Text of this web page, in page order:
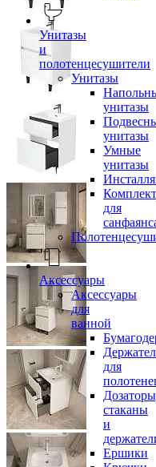
Унитазы
и
полотенцесушители
Унитазы
унитазы
унитазы
Умные
унитазы
для
Аксессуары
Аксессуары
для
ванной
для
стаканы
и
Ершики